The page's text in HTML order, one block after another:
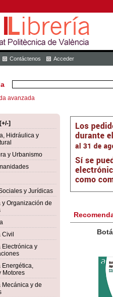
Contáctenos Acceder
avanzada
]
Hidráulica y
y Urbanismo
y Jurídicas
y Organización de
Civil
Electrónica y
Energética,
Motores
Mecánica y de
Botánica